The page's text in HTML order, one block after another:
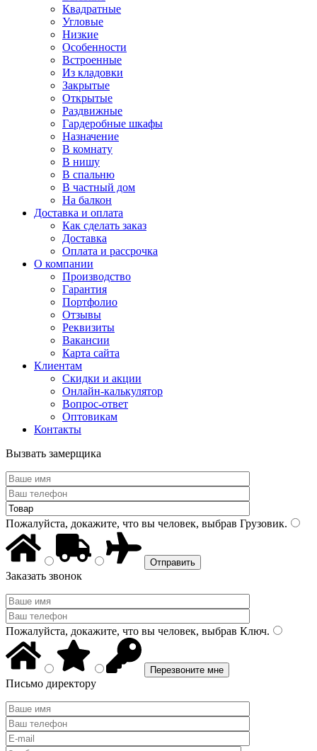
Квадратные
Угловые
Низкие
Особенности
Встроенные
Из кладовки
Закрытые
Открытые
Раздвижные
Гардеробные шкафы
Назначение
В комнату
В нишу
В спальню
В частный дом
На балкон
Доставка и оплата
Как сделать заказ
Доставка
Оплата и рассрочка
О компании
Производство
Гарантия
Портфолио
Отзывы
Реквизиты
Вакансии
Карта сайта
Клиентам
Скидки и акции
Онлайн-калькулятор
Вопрос-ответ
Оптовикам
Контакты
Вызвать замерщика
Пожалуйста, докажите, что вы человек, выбрав Грузовик.
Заказать звонок
Пожалуйста, докажите, что вы человек, выбрав Ключ.
Письмо директору